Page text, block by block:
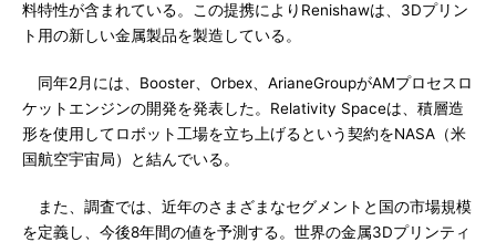
料特性が含まれている。この提携によりRenishawは、3Dプリン
ト用の新しい金属製品を製造している。
同年2月には、Booster、Orbex、ArianeGroupがAMプロセスロ
ケットエンジンの開発を発表した。Relativity Spaceは、積層造
形を使用してロボット工場を立ち上げるという契約をNASA（米
国航空宇宙局）と結んでいる。
また、調査では、近年のさまざまなセグメントと国の市場規模
を定義し、今後8年間の値を予測する。世界の金属3Dプリンティ